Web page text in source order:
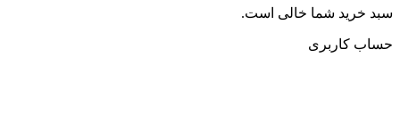
سبد خرید شما خالی است.
حساب کاربری